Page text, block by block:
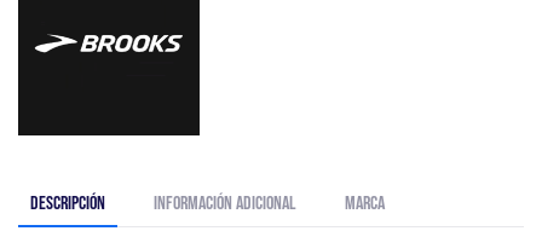
Descripción Información adicional Marca